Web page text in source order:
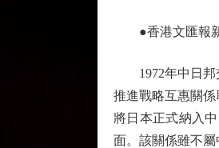
●香港文匯報新
1972年中日邦
推進戰略互惠關
將日本正式納入
面。該關係雖不